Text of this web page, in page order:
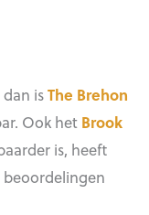
isThe Brehon
Ook het Brook
is, heeft